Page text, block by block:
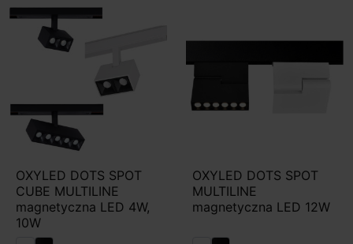
OXYLED DOTS SPOT
CUBE MULTILINE
magnetyczna LED 4W,
10W
OXYLED DOTS SPOT
MULTILINE
magnetyczna LED 12W